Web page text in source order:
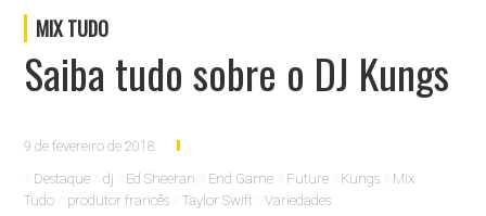
MIX TUDO
Saiba tudo sobre o DJ Kungs
9 de fevereiro de 2018
Destaque
dj Ed Sheeran End Game Future Kungs
Mix
Tudo
produtor francês Taylor Swift Variedades